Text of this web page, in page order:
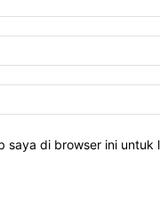
saya di browser ini untuk